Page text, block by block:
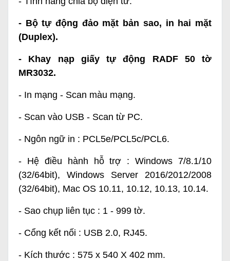
- Bộ tự động đảo mặt bản sao, in hai mặt
(Duplex).
- Khay nạp giấy tự động RADF 50 tờ
MR3032.
- In mạng - Scan màu mạng.
- Scan vào USB - Scan từ PC.
- Ngôn ngữ in : PCL5e/PCL5c/PCL6.
- Hệ điều hành hỗ trợ : Windows 7/8.1/10
(32/64bit), Windows Server 2016/2012/2008
(32/64bit), Mac OS 10.11, 10.12, 10.13, 10.14.
- Sao chụp liên tục : 1 - 999 tờ.
- Cổng kết nối : USB 2.0, RJ45.
- Kích thước : 575 x 540 X 402 mm.